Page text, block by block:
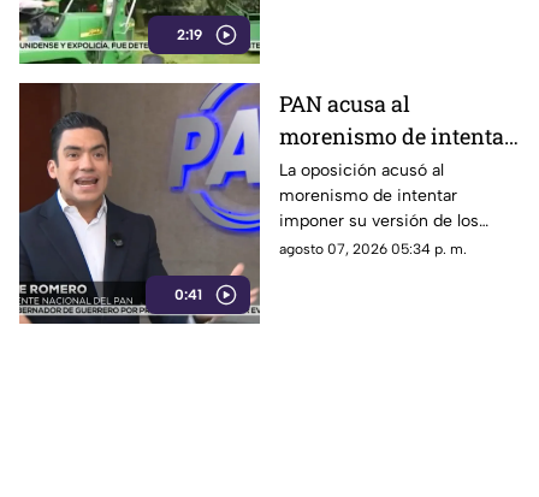
2:19
0:41
PAN acusa al
morenismo de intentar
imponer su versión
mediante censura
La oposición acusó al
morenismo de intentar
imponer su versión de los
hechos y censurar
agosto 07, 2026 05:34 p. m.